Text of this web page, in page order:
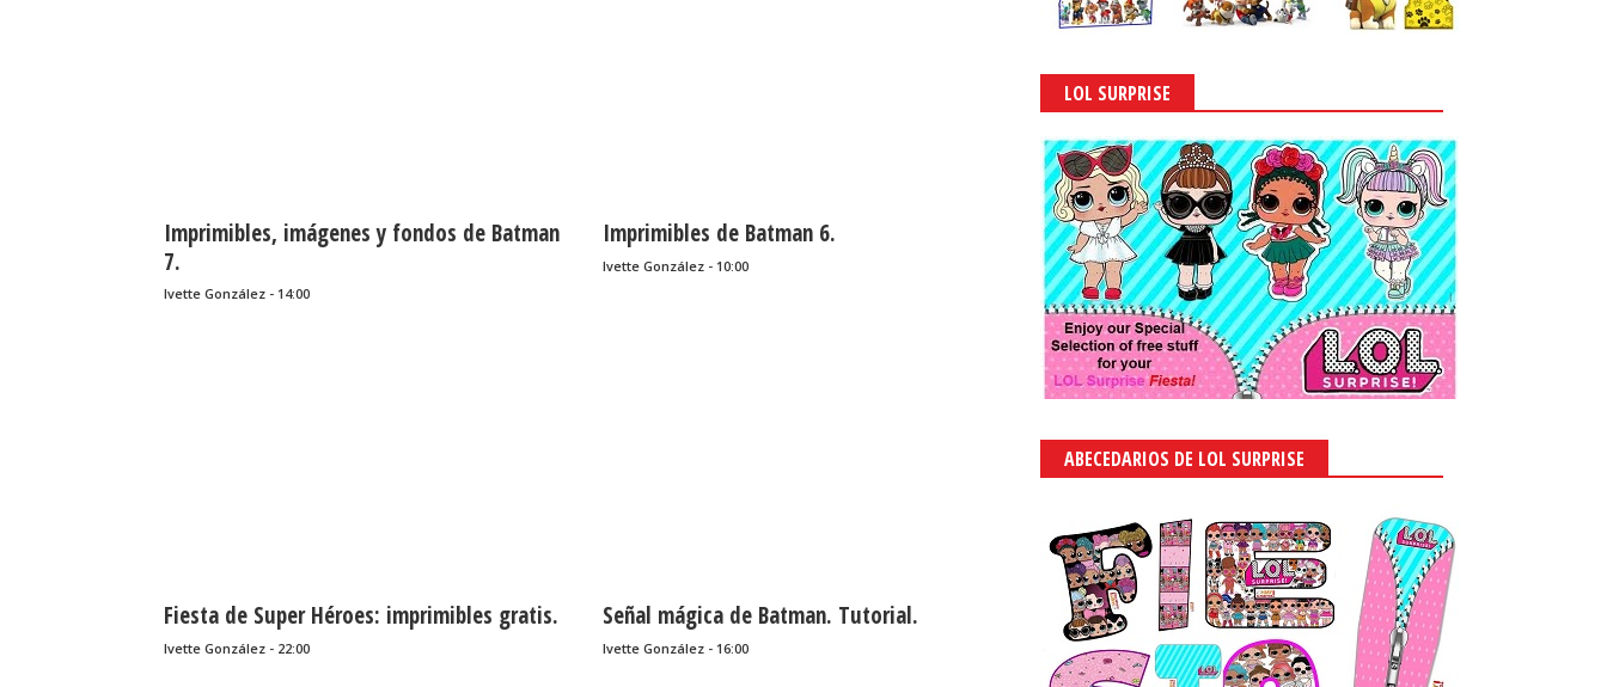
Imprimibles, imágenes y fondos de Batman
7.
Ivette González - 14:00
Imprimibles de Batman 6.
Ivette González - 10:00
Fiesta de Super Héroes: imprimibles gratis.
Ivette González - 22:00
Señal mágica de Batman. Tutorial.
Ivette González - 16:00
LOL SURPRISE
ABECEDARIOS DE LOL SURPRISE